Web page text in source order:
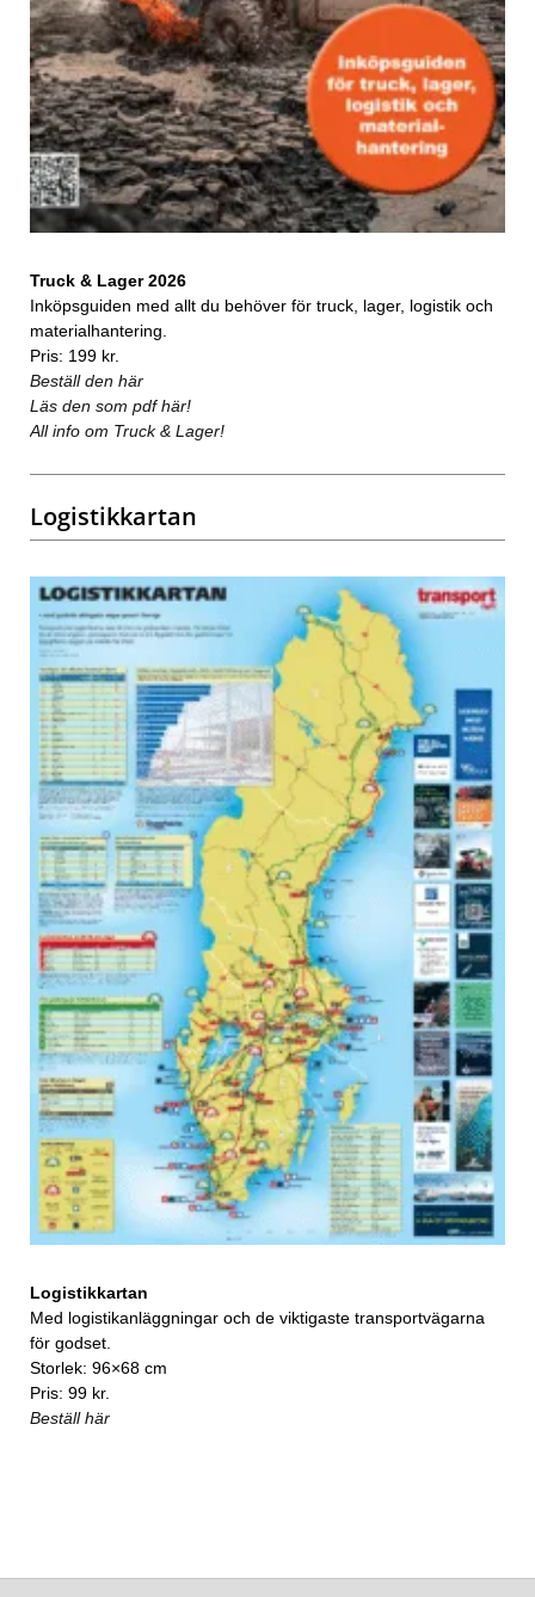
Truck & Lager 2026
Inköpsguiden med allt du behöver för truck, lager, logistik och
materialhantering.
Pris: 199 kr.
Beställ den här
Läs den som pdf här!
All info om Truck & Lager!
Logistikkartan
Logistikkartan
Med logistikanläggningar och de viktigaste transportvägarna
för godset.
Storlek: 96×68 cm
Pris: 99 kr.
Beställ här